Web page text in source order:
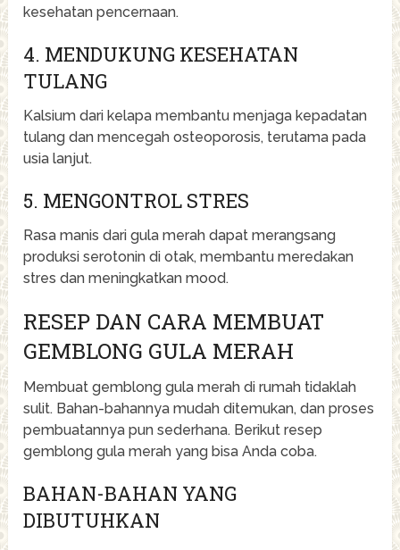
kesehatan pencernaan.
4. MENDUKUNG KESEHATAN
TULANG
Kalsium dari kelapa membantu menjaga kepadatan
tulang dan mencegah osteoporosis, terutama pada
usia lanjut.
5. MENGONTROL STRES
Rasa manis dari gula merah dapat merangsang
produksi serotonin di otak, membantu meredakan
stres dan meningkatkan mood.
RESEP DAN CARA MEMBUAT
GEMBLONG GULA MERAH
Membuat gemblong gula merah di rumah tidaklah
sulit. Bahan-bahannya mudah ditemukan, dan proses
pembuatannya pun sederhana. Berikut resep
gemblong gula merah yang bisa Anda coba.
BAHAN-BAHAN YANG
DIBUTUHKAN